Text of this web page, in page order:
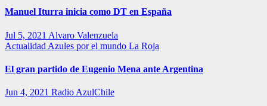
Manuel Iturra inicia como DT en España
Jul 5, 2021 Alvaro Valenzuela
Actualidad Azules por el mundo La Roja
El gran partido de Eugenio Mena ante Argentina
Jun 4, 2021 Radio AzulChile